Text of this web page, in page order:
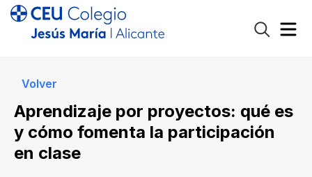
Volver
Aprendizaje por proyectos: qué es
y cómo fomenta la participación
en clase